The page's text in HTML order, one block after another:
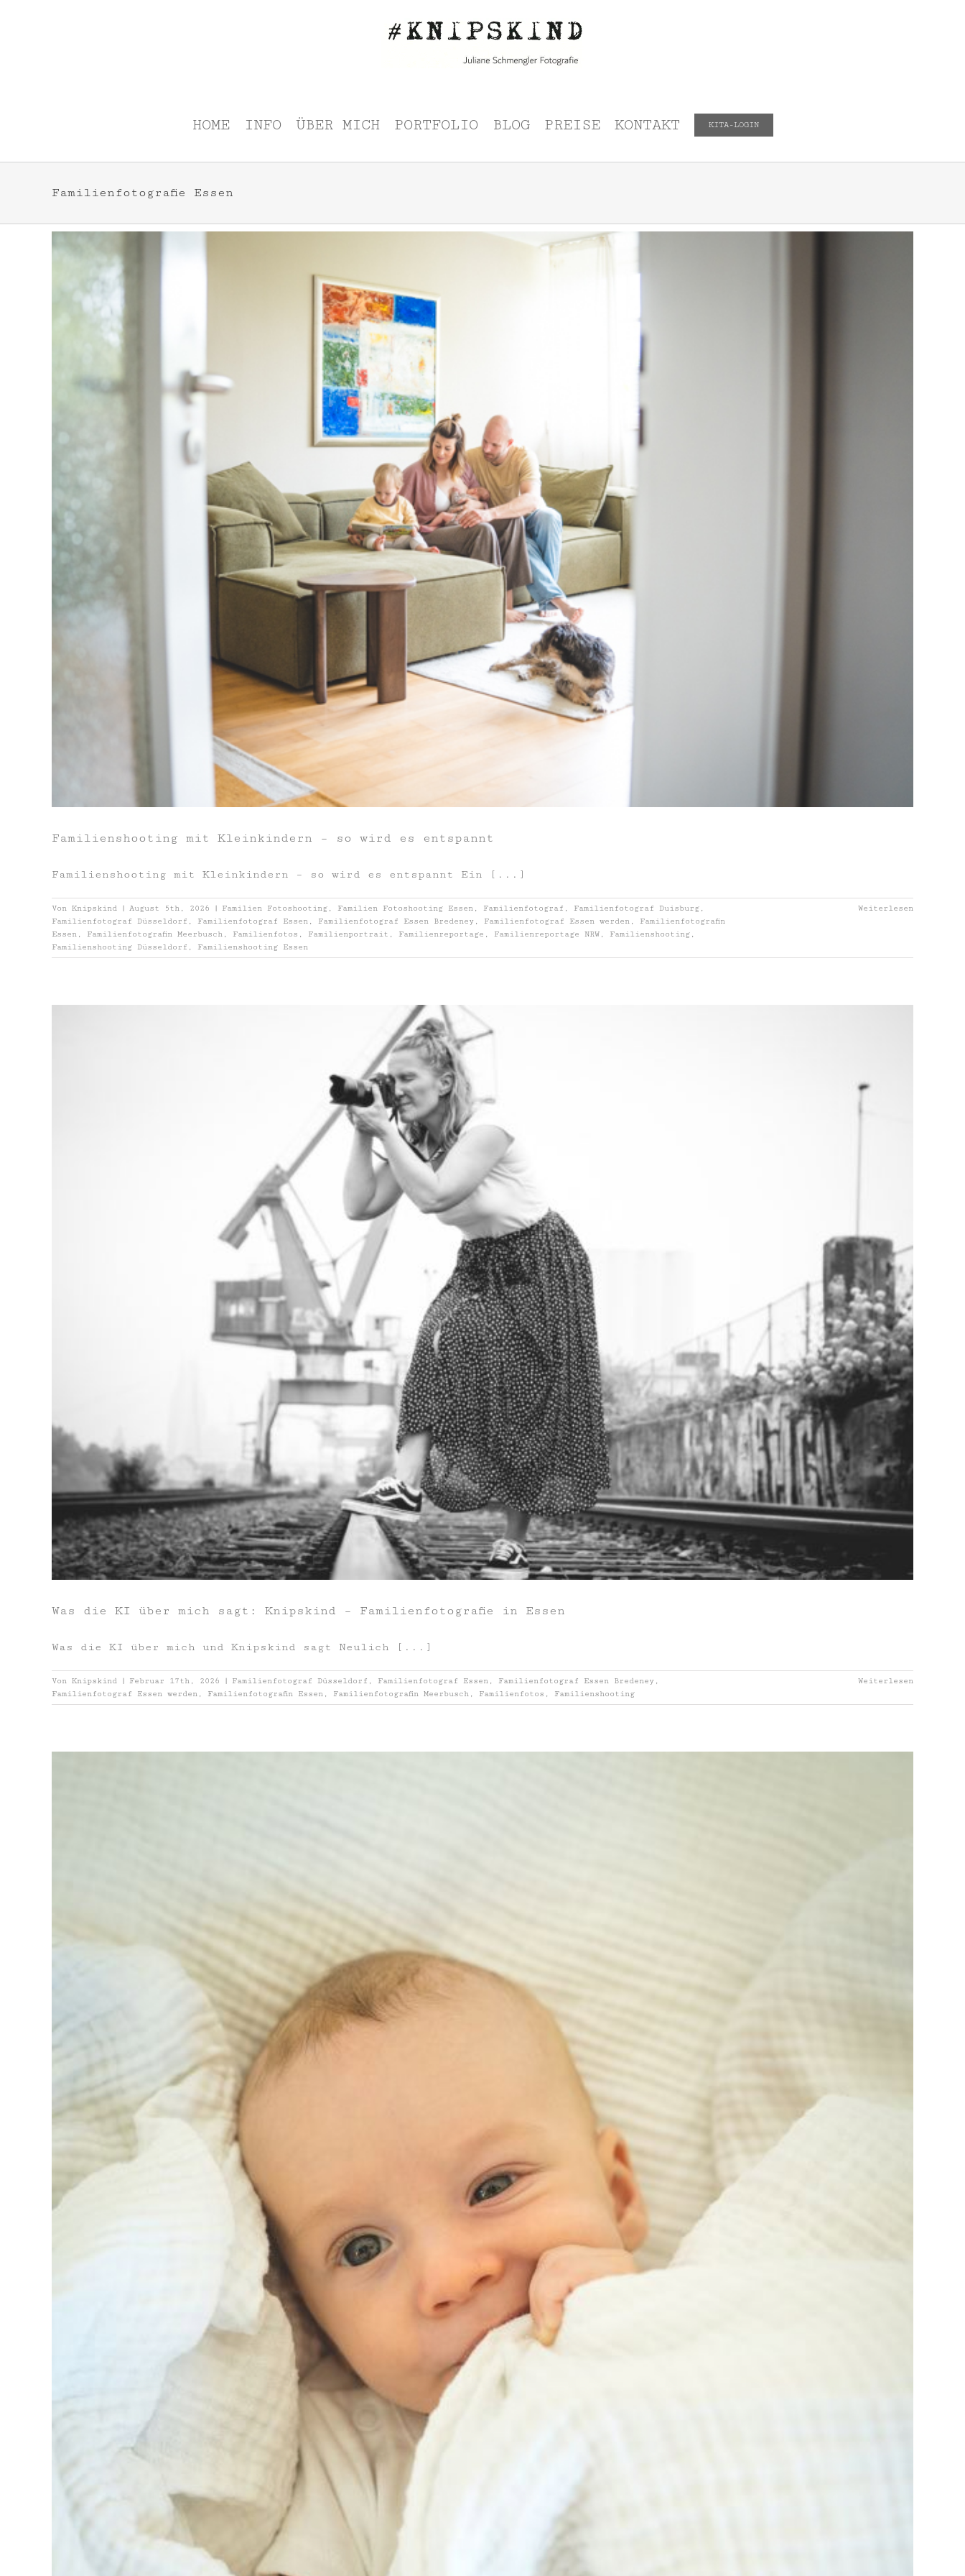
HOME INFO ÜBER MICH PORTFOLIO BLOG PREISE KONTAKT KITA-LOGIN
Familienfotografie Essen
Familienshooting mit Kleinkindern – so wird es entspannt
Familienshooting mit Kleinkindern – so wird es entspannt Ein [...]
Von Knipskind | August 5th, 2026 | Familien Fotoshooting , Familien Fotoshooting Essen , Familienfotograf , Familienfotograf Duisburg ,
Familienfotograf Düsseldorf , Familienfotograf Essen , Familienfotograf Essen Bredeney , Familienfotograf Essen werden , Familienfotografin
Essen , Familienfotografin Meerbusch , Familienfotos , Familienportrait , Familienreportage , Familienreportage NRW , Familienshooting ,
Familienshooting Düsseldorf , Familienshooting Essen
Weiterlesen
Was die KI über mich sagt: Knipskind – Familienfotografie in Essen
Was die KI über mich und Knipskind sagt Neulich [...]
Von Knipskind | Februar 17th, 2026 | Familienfotograf Düsseldorf , Familienfotograf Essen , Familienfotograf Essen Bredeney ,
Familienfotograf Essen werden , Familienfotografin Essen , Familienfotografin Meerbusch , Familienfotos , Familienshooting
Weiterlesen